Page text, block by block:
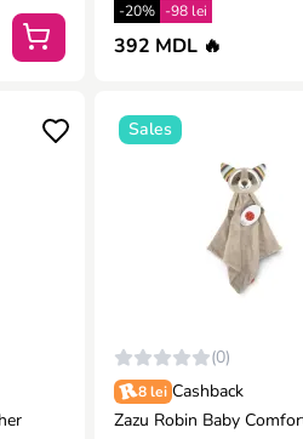
-20% -98 lei
392 MDL 🔥
Sales
(0)
8 lei Cashback
Zazu Robin Baby